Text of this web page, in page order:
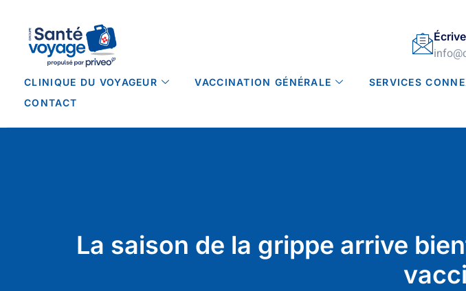
CLINIQUE DU VOYAGEUR VACCINATION GÉNÉRALE SERVICES
CONTACT
La saison de la grippe arrive